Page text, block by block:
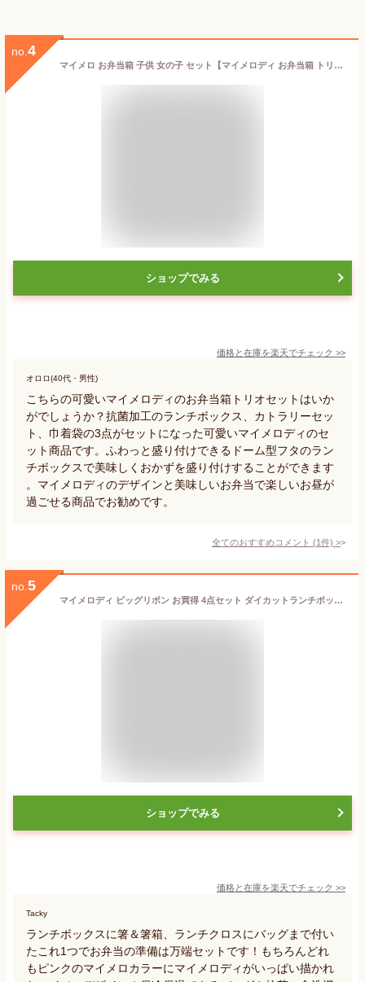
no. 4
マイメロ お弁当箱 子供 女の子 セット【マイメロディ お弁当箱 トリオセット 巾着袋 セット】抗菌 お弁当箱 電子レンジ対応 食洗機対応 ランチボックス お弁当 箸 スケーター トリオセット ランチ巾着 お弁当袋 キッズ 子供 保育園 幼稚園 小学生 かわいい 入学 入園 進学
ショップでみる
価格と在庫を楽天でチェック >>
オロロ(40代・男性)
こちらの可愛いマイメロディのお弁当箱トリオセットはいか
がでしょうか？抗菌加工のランチボックス、カトラリーセッ
ト、巾着袋の3点がセットになった可愛いマイメロディのセ
ット商品です。ふわっと盛り付けできるドーム型フタのラン
チボックスで美味しくおかずを盛り付けすることができます
。マイメロディのデザインと美味しいお弁当で楽しいお昼が
過ごせる商品でお勧めです。
全てのおすすめコメント (1件) >
no. 5
マイメロディ ビッグリボン お買得 4点セット ダイカットランチボックス 箸＆箸箱 ランチクロス キッズ用ランチバッグ セット LBD2
ショップでみる
価格と在庫を楽天でチェック >>
Tacky
ランチボックスに箸＆箸箱、ランチクロスにバッグまで付い
たこれ1つでお弁当の準備は万端セットです！もちろんどれ
もピンクのマイメロカラーにマイメロディがいっぱい描かれ